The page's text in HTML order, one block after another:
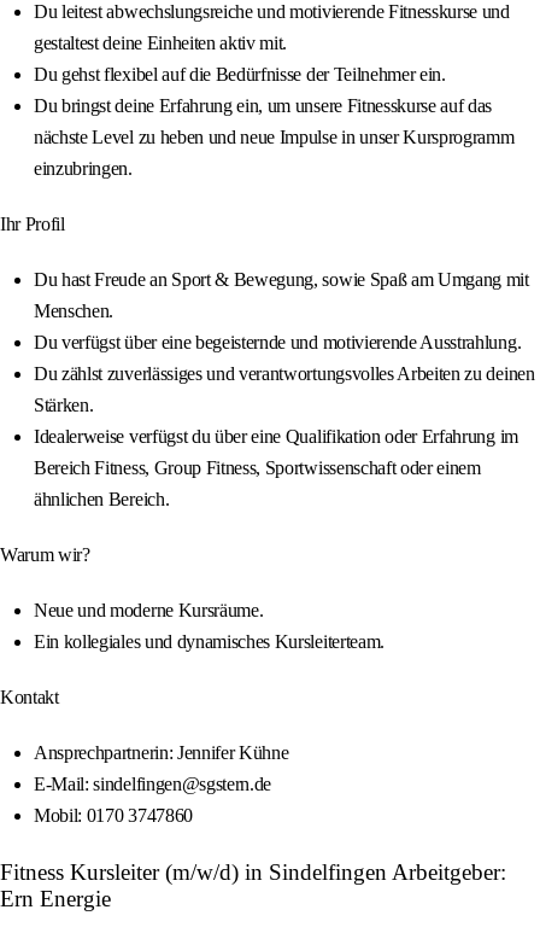
Du leitest abwechslungsreiche und motivierende Fitnesskurse und
gestaltest deine Einheiten aktiv mit.
Du gehst flexibel auf die Bedürfnisse der Teilnehmer ein.
Du bringst deine Erfahrung ein, um unsere Fitnesskurse auf das
nächste Level zu heben und neue Impulse in unser Kursprogramm
einzubringen.
Ihr Profil
Du hast Freude an Sport & Bewegung, sowie Spaß am Umgang mit
Menschen.
Du verfügst über eine begeisternde und motivierende Ausstrahlung.
Du zählst zuverlässiges und verantwortungsvolles Arbeiten zu deinen
Stärken.
Idealerweise verfügst du über eine Qualifikation oder Erfahrung im
Bereich Fitness, Group Fitness, Sportwissenschaft oder einem
ähnlichen Bereich.
Warum wir?
Neue und moderne Kursräume.
Ein kollegiales und dynamisches Kursleiterteam.
Kontakt
Ansprechpartnerin: Jennifer Kühne
E-Mail: sindelfingen@sgstern.de
Mobil: 0170 3747860
Fitness Kursleiter (m/w/d) in Sindelfingen Arbeitgeber:
Ern Energie